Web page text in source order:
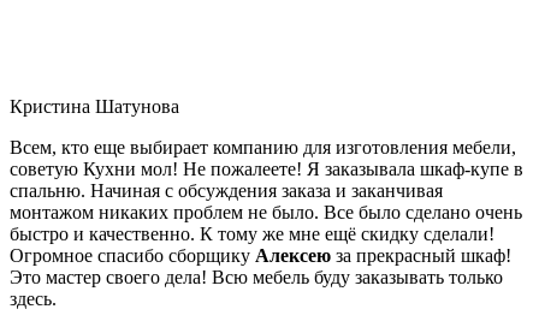
Кристина Шатунова
Всем, кто еще выбирает компанию для изготовления мебели,
советую Кухни мол! Не пожалеете! Я заказывала шкаф-купе в
спальню. Начиная с обсуждения заказа и заканчивая
монтажом никаких проблем не было. Все было сделано очень
быстро и качественно. К тому же мне ещё скидку сделали!
Огромное спасибо сборщику Алексею за прекрасный шкаф!
Это мастер своего дела! Всю мебель буду заказывать только
здесь.